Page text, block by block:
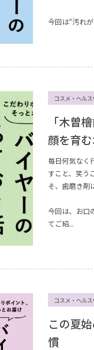
今回は“汚れ
コスメ・ヘルス
「木曽
顔を育
毎日何気なく
すこと、笑う
そ、歯磨き剤
今回は、お口
てご紹...
コスメ・ヘルス
この夏
慣